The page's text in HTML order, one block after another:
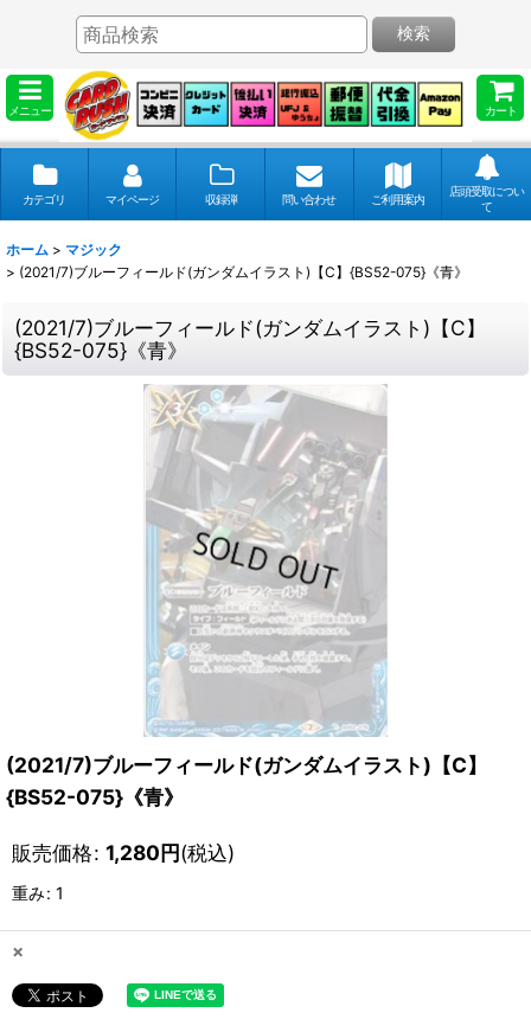
メニュー カート
検索
カテゴリ マイページ 収録弾 問い合わせ ご利用案内
店頭受取につい
て
ホーム > マジック
> (2021/7)ブルーフィールド(ガンダムイラスト)【C】{BS52-075}《青》
(2021/7)ブルーフィールド(ガンダムイラスト)【C】
{BS52-075}《青》
(2021/7)ブルーフィールド(ガンダムイラスト)【C】
{BS52-075}《青》
販売価格: 1,280円(税込)
重み: 1
×